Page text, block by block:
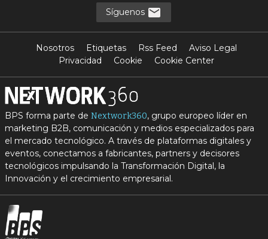
Síguenos
Nosotros Etiquetas Rss Feed
Aviso Legal
Privacidad
Cookie Cookie Center
BPS forma parte de Nextwork360, grupo europeo líder en
marketing B2B, comunicación y medios especializados para
el mercado tecnológico. A través de plataformas digitales y
eventos, conectamos a fabricantes, partners y decisores
tecnológicos impulsando la Transformación Digital, la
Innovación y el crecimiento empresarial.